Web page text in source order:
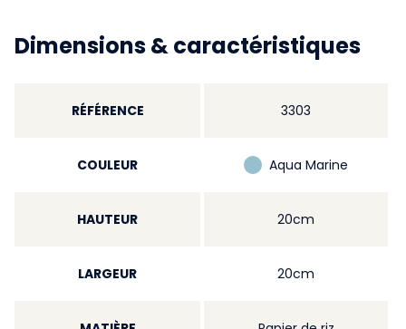
Dimensions & caractéristiques
RÉFÉRENCE 3303
COULEUR Aqua Marine
HAUTEUR 20cm
LARGEUR 20cm